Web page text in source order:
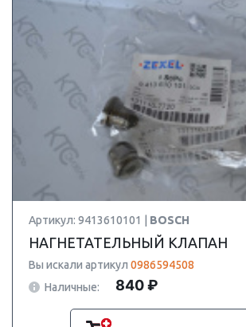
Артикул: 9413610101 | BOSCH
НАГНЕТАТЕЛЬНЫЙ КЛАПАН
Вы искали артикул 0986594508
Наличные:
840 ₽